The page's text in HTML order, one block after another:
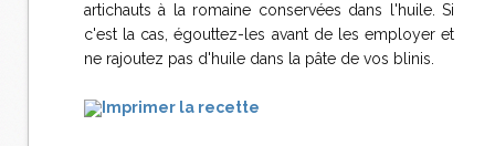
artichauts à la romaine conservées dans l'huile. Si
c'est la cas, égouttez-les avant de les employer et
ne rajoutez pas d'huile dans la pâte de vos blinis.
Imprimer la recette